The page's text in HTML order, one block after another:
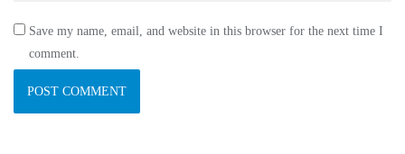
Save my name, email, and website in this browser for the next time I
comment.